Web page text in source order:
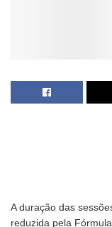
A duração das
reduzida pela